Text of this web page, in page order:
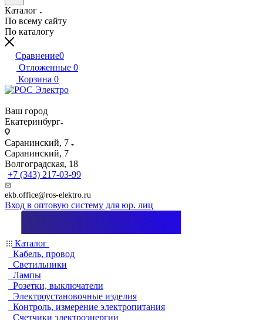
Каталог
По всему сайту
По каталогу
Сравнение0
Отложенные 0
Корзина 0
Ваш город
Екатеринбург
Саранинский, 7
Саранинский, 7
Волгоградская, 18
+7 (343) 217-03-99
ekb.office@ros-elektro.ru
Вход в оптовую систему для юр. лиц
Каталог
Кабель, провод
Светильники
Лампы
Розетки, выключатели
Электроустановочные изделия
Контроль, измерение электропитания
Счетчики электроэнергии